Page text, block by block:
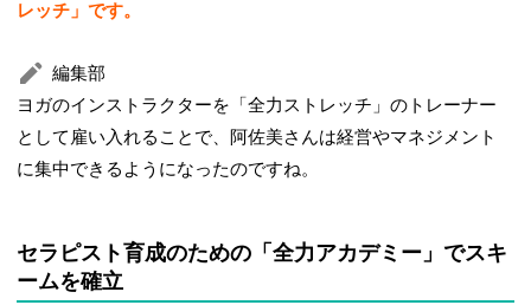
レッチ」です。
編集部
ヨガのインストラクターを「全力ストレッチ」のトレーナー
として雇い入れることで、阿佐美さんは経営やマネジメント
に集中できるようになったのですね。
セラピスト育成のための「全力アカデミー」でスキ
ームを確立